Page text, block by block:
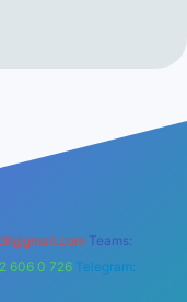
Teams:
606 0 726 Telegram: